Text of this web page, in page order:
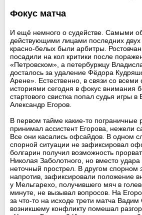
Фокус матча
И ещё немного о судействе. Самыми
действующими лицами последних двух
красно-белых были арбитры.
посадили на кол критики после
«Петровском», а петербуржцу
досталось за удаление Фёдора
Арене». Естественно, в связи со всеми
историями сегодня в фокус внимания
стартового свистка попал судья игры в
Александр Егоров.
В первом тайме какие-то
принимал ассистент Егорова, нежели
Все они касались офсайдов. В одном
спорной ситуации не зафиксировал
болгарин получил возможность
Николая Заболотного, но вместо
неточный прострел. В другом спорном
напротив, зафиксировали положение
у Мельгарехо, получившего мяч в
минуте, не вызывал вопросов. На
за что-то на исходе трети матча Вадим
возникшему конфликту помешал